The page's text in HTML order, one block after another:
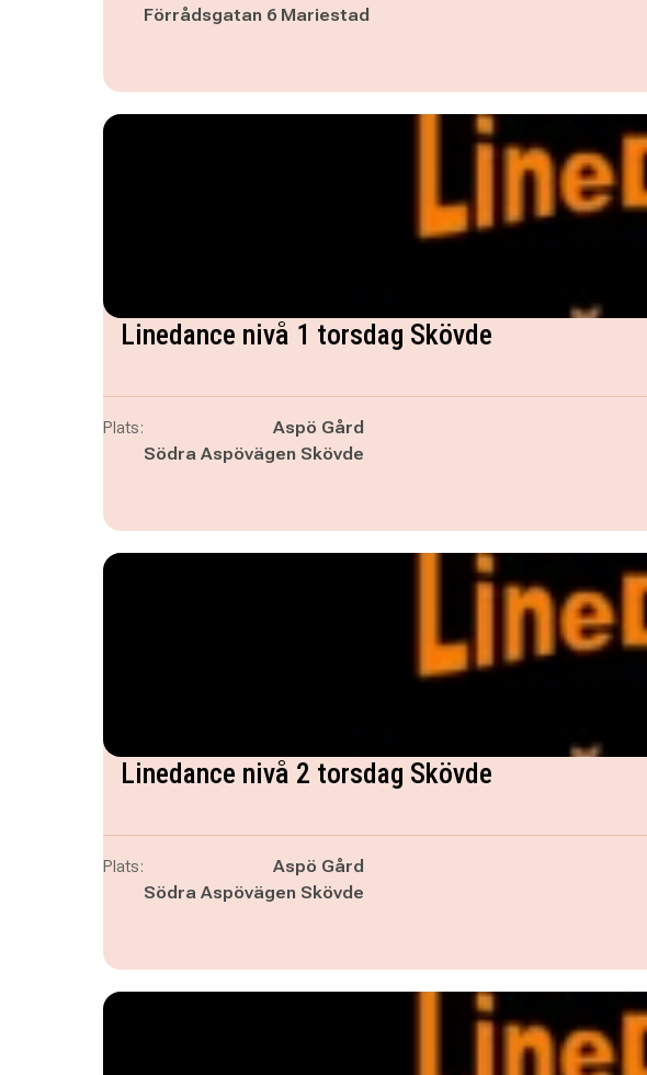
Förrådsgatan 6 Mariestad
Linedance nivå 1 torsdag Skövde
Plats:
Aspö Gård
Södra Aspövägen Skövde
Linedance nivå 2 torsdag Skövde
Plats:
Aspö Gård
Södra Aspövägen Skövde